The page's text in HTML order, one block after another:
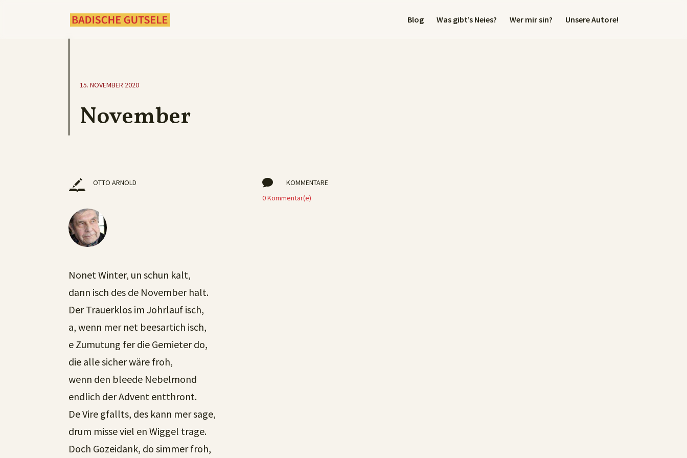
Blog Was gibt’s Neies? Wer mir sin? Unsere Autore!
15. NOVEMBER 2020
November
OTTO ARNOLD 
KOMMENTARE
0 Kommentar(e)
Nonet Winter, un schun kalt,
dann isch des de November halt.
Der Trauerklos im Johrlauf isch,
a, wenn mer net beesartich isch,
e Zumutung fer die Gemieter do,
die alle sicher wäre froh,
wenn den bleede Nebelmond
endlich der Advent entthront.
De Vire gfallts, des kann mer sage,
drum misse viel en Wiggel trage.
Doch Gozeidank, do simmer froh,